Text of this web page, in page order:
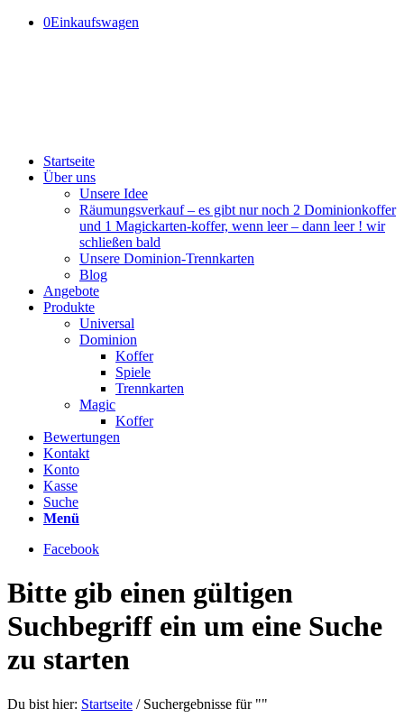
0Einkaufswagen
Startseite
Über uns
Unsere Idee
Räumungsverkauf – es gibt nur noch 2 Dominionkoffer
und 1 Magickarten-koffer, wenn leer – dann leer ! wir
schließen bald
Unsere Dominion-Trennkarten
Blog
Angebote
Produkte
Universal
Dominion
Koffer
Spiele
Trennkarten
Magic
Koffer
Bewertungen
Kontakt
Konto
Kasse
Suche
Menü
Facebook
Bitte gib einen gültigen
Suchbegriff ein um eine Suche
zu starten
Du bist hier: Startseite / Suchergebnisse für ""